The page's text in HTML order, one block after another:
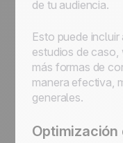
de tu audiencia.
Esto puede
estudios de caso,
más formas de
manera efectiva,
generales.
Optimización